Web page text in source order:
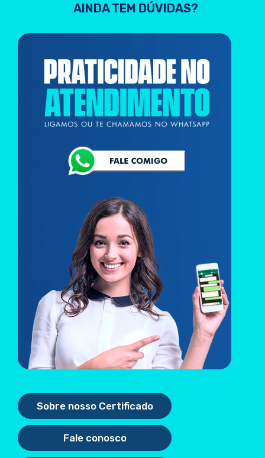
AINDA TEM DÚVIDAS?
Sobre nosso Certificado
Fale conosco